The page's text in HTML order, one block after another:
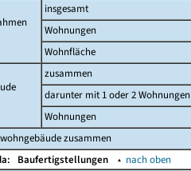
insgesamt
Wohnungen
Wohnfläche
zusammen
darunter mit 1 oder 2 Wohnungen
Wohnungen
zusammen
Baufertigstellungen ▴ nach oben